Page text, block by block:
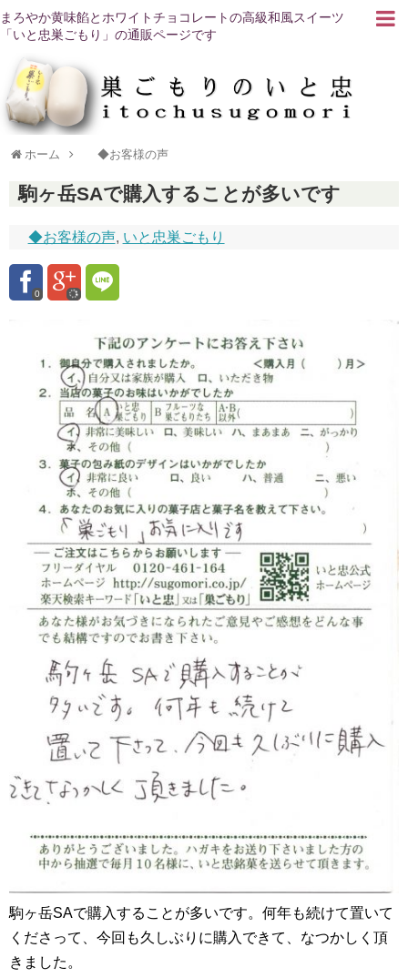
まろやか黄味餡とホワイトチョコレートの高級和風スイーツ
「いと忠巣ごもり」の通販ページです
ホーム ◆お客様の声
駒ヶ岳SAで購入することが多いです
◆お客様の声, いと忠巣ごもり
0
駒ヶ岳SAで購入することが多いです。何年も続けて置いて
くださって、今回も久しぶりに購入できて、なつかしく頂
きました。